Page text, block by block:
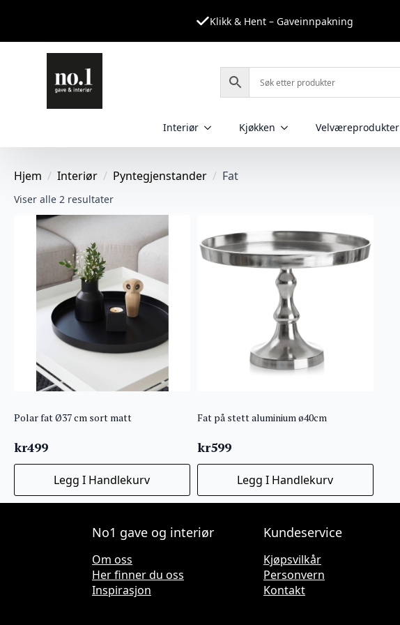
Klikk & Hent – Gaveinnpakning
Interiør Kjøkken Velværeprodukter
Hjem Interiør Pyntegjenstander Fat
Viser alle 2 resultaterSortert
etter
Polar fat Ø37 cm sort matt
kr499
Legg I Handlekurv
Fat på stett aluminium ø40cm
kr599
Legg I Handlekurv
No1 gave og interiør
Om oss
Her finner du oss
Inspirasjon
Kundeservice
Kjøpsvilkår
Personvern
Kontakt